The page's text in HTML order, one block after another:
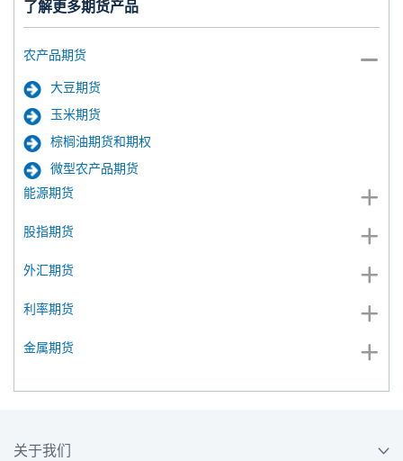
了解更多期货产品
农产品期货
大豆期货
玉米期货
棕榈油期货和期权
微型农产品期货
能源期货
股指期货
外汇期货
利率期货
金属期货
关于我们